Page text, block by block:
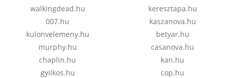
walkingdead.hu
007.hu
kulonvelemeny.hu
murphy.hu
chaplin.hu
gyilkos.hu
keresztapa.hu
kaszanova.hu
betyar.hu
casanova.hu
kan.hu
cop.hu